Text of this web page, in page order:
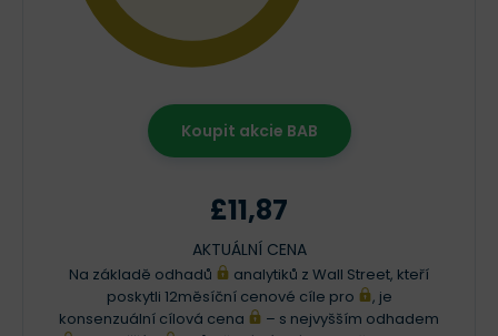
Koupit akcie BAB
£11,87
AKTUÁLNÍ CENA
Na základě odhadů
analytiků z Wall Street, kteří
poskytli 12měsíční cenové cíle pro
, je
konsenzuální cílová cena
– s nejvyšším odhadem